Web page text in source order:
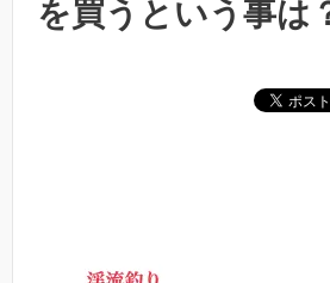
を買うという事は